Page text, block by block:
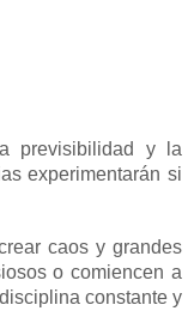
previsibilidad y la
experimentarán si
caos y grandes
o comiencen a
constante y